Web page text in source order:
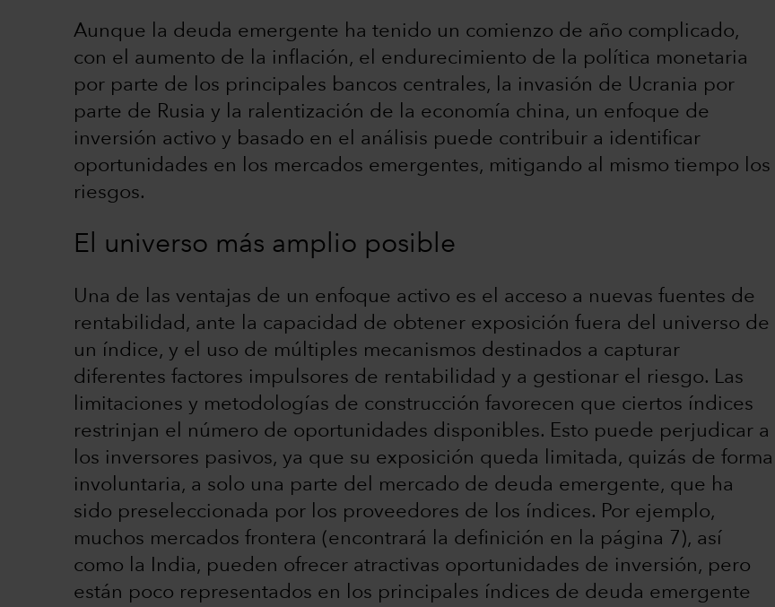
Aunque la deuda emergente ha tenido un comienzo de año complicado,
con el aumento de la inflación, el endurecimiento de la política monetaria
por parte de los principales bancos centrales, la invasión de Ucrania por
parte de Rusia y la ralentización de la economía china, un enfoque de
inversión activo y basado en el análisis puede contribuir a identificar
oportunidades en los mercados emergentes, mitigando al mismo tiempo los
riesgos.
El universo más amplio posible
Una de las ventajas de un enfoque activo es el acceso a nuevas fuentes de
rentabilidad, ante la capacidad de obtener exposición fuera del universo de
un índice, y el uso de múltiples mecanismos destinados a capturar
diferentes factores impulsores de rentabilidad y a gestionar el riesgo. Las
limitaciones y metodologías de construcción favorecen que ciertos índices
restrinjan el número de oportunidades disponibles. Esto puede perjudicar a
los inversores pasivos, ya que su exposición queda limitada, quizás de forma
involuntaria, a solo una parte del mercado de deuda emergente, que ha
sido preseleccionada por los proveedores de los índices. Por ejemplo,
muchos mercados frontera (encontrará la definición en la página 7), así
como la India, pueden ofrecer atractivas oportunidades de inversión, pero
están poco representados en los principales índices de deuda emergente